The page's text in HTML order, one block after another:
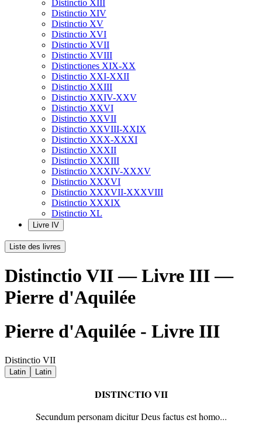
Distinctio XIII
Distinctio XIV
Distinctio XV
Distinctio XVI
Distinctio XVII
Distinctio XVIII
Distinctiones XIX-XX
Distinctio XXI-XXII
Distinctio XXIII
Distinctio XXIV-XXV
Distinctio XXVI
Distinctio XXVII
Distinctio XXVIII-XXIX
Distinctio XXX-XXXI
Distinctio XXXII
Distinctio XXXIII
Distinctio XXXIV-XXXV
Distinctio XXXVI
Distinctio XXXVII-XXXVIII
Distinctio XXXIX
Distinctio XL
Livre IV
Liste des livres
Distinctio VII — Livre III —
Pierre d'Aquilée
Pierre d'Aquilée - Livre III
Distinctio VII
Latin Latin
DISTINCTIO VII
Secundum personam dicitur Deus factus est homo...